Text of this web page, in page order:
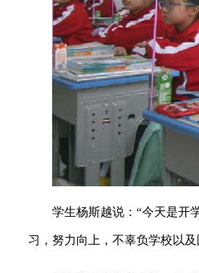
学生杨斯越说：“今天是开
习，努力向上，不辜负学校以